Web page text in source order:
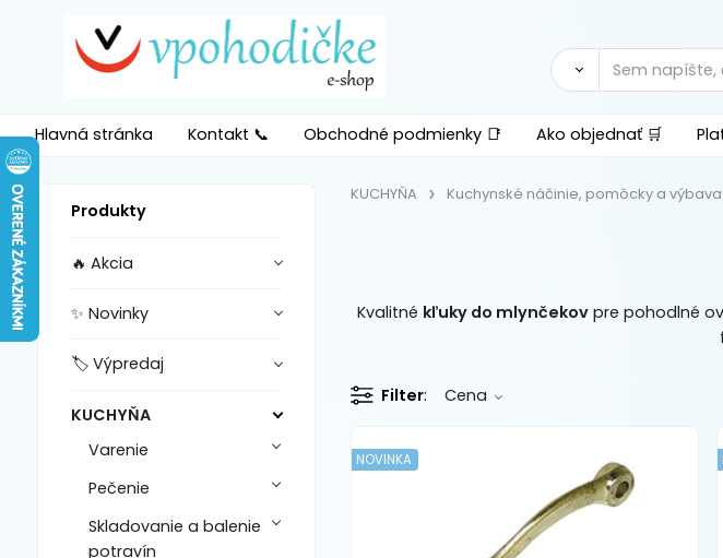
Hlavná stránka Kontakt 📞 Obchodné podmienky 📑 Ako objednať 🛒
Produkty
🔥 Akcia
✨ Novinky
🏷️ Výpredaj
KUCHYŇA
Varenie
Pečenie
Skladovanie a balenie
potravín
KUCHYŇA Kuchynské náčinie, pomôcky a výbava
Kvalitné kľuky do mlynčekovpre pohodlné
Filter Cena
NOVINKA